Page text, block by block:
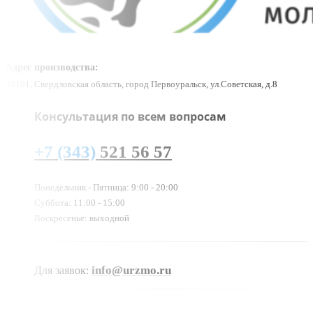
Адрес производства:
23101, Свердловская область, город Первоуральск, ул.Советская, д.8
Консультация по всем вопросам
+7 (343) 521 56 57
Понедельник - Пятница: 9:00 - 20:00
Суббота: 11:00 - 15:00
Воскресенье: выходной
Для заявок: info@urzmo.ru